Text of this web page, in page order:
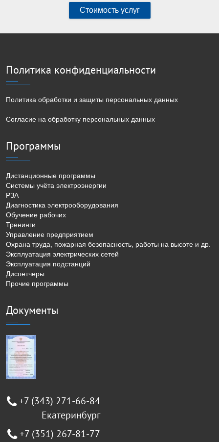
Стоимость услуг
Политика конфиденциальности
Политика обработки и защиты персональных данных
Согласие на обработку персональных данных
Программы
Дистанционные программы
Системы учёта электроэнергии
РЗА
Диагностика электрооборудования
Обучение рабочих
Тренинги
Управление предприятием
Охрана труда, пожарная безопасность, работы на высоте и др.
Эксплуатация электрических сетей
Эксплуатация подстанций
Диспетчеры
Прочие программы
Документы
+7 (343) 271-66-84
Екатеринбург
+7 (351) 267-81-77